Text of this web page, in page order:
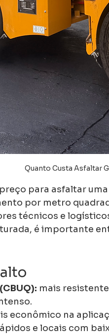
Quanto Custa Asfaltar
para asfaltar
por metro
técnicos e
é importante
mais
econômico na
e locais com